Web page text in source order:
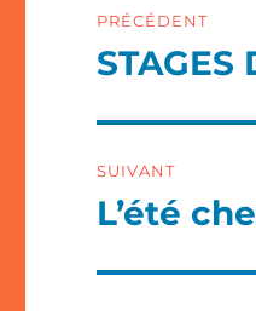
de
PRÉCÉDENT
Article
STAGES
SUIVANT
Article
L’été